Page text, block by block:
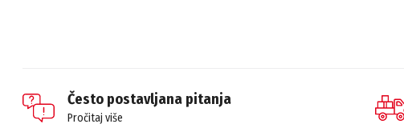
Često postavljana pitanja
Pročitaj više